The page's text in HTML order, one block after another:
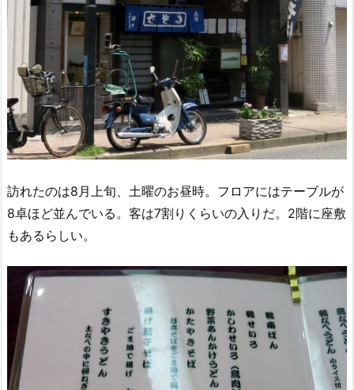
訪れたのは8月上旬、土曜のお昼時。フロアにはテーブルが
8卓ほど並んでいる。客は7割りくらいの入りだ。2階に座敷
もあるらしい。